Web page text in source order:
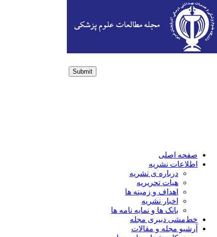
Submit
صفحه اصلی
اطلاعات نشریه
درباره ی نشریه
هیات تحریریه
اهداف و زمینه ها
اخبار نشریه
بانک ها و نمایه نامه ها
خط‌مشی دبیری مجله
آرشیو مجله و مقالات